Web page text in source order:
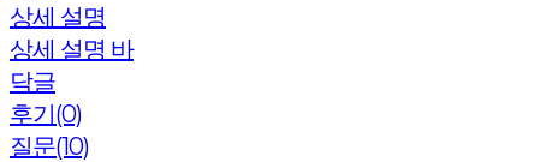
상세 설명
상세 설명 바
닥글
후기(0)
질문(10)